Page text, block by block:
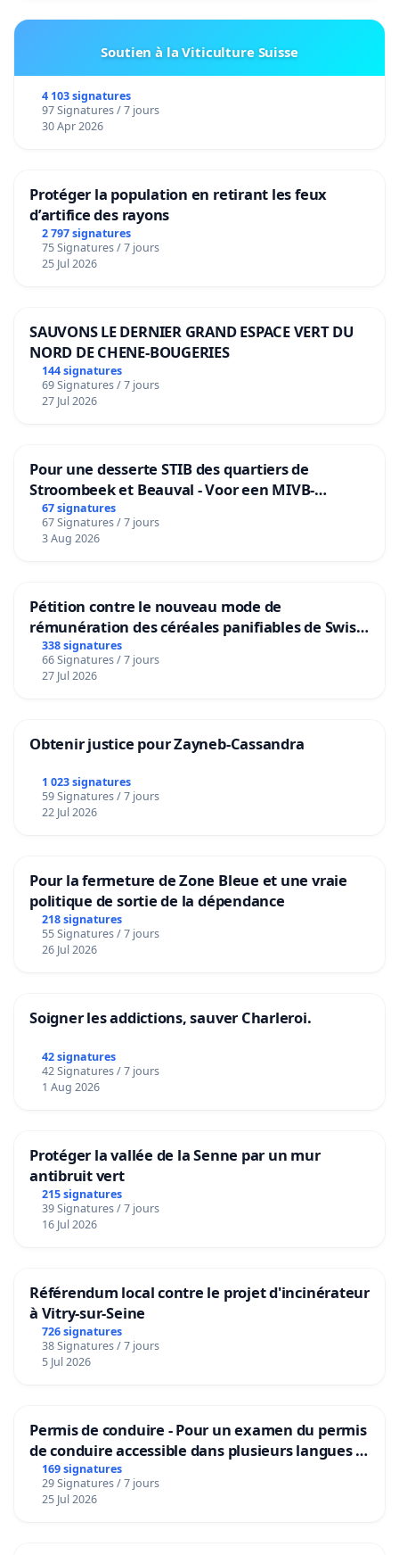
Soutien à la Viticulture Suisse
4 103 signatures
97 Signatures / 7 jours
30 Apr 2026
Protéger la population en retirant les feux
d’artifice des rayons
2 797 signatures
75 Signatures / 7 jours
25 Jul 2026
SAUVONS LE DERNIER GRAND ESPACE VERT DU
NORD DE CHENE-BOUGERIES
144 signatures
69 Signatures / 7 jours
27 Jul 2026
Pour une desserte STIB des quartiers de
Stroombeek et Beauval - Voor een MIVB-
bediening van de wijken Strombeek en Het
Voor
67 signatures
67 Signatures / 7 jours
3 Aug 2026
Pétition contre le nouveau mode de
rémunération des céréales panifiables de Swiss
granum basé sur la teneur en protéines
338 signatures
66 Signatures / 7 jours
27 Jul 2026
Obtenir justice pour Zayneb-Cassandra
1 023 signatures
59 Signatures / 7 jours
22 Jul 2026
Pour la fermeture de Zone Bleue et une vraie
politique de sortie de la dépendance
218 signatures
55 Signatures / 7 jours
26 Jul 2026
Soigner les addictions, sauver Charleroi.
42 signatures
42 Signatures / 7 jours
1 Aug 2026
Protéger la vallée de la Senne par un mur
antibruit vert
215 signatures
39 Signatures / 7 jours
16 Jul 2026
Référendum local contre le projet d'incinérateur
à Vitry-sur-Seine
726 signatures
38 Signatures / 7 jours
5 Jul 2026
Permis de conduire - Pour un examen du permis
de conduire accessible dans plusieurs langues à
Bruxelles
169 signatures
29 Signatures / 7 jours
25 Jul 2026